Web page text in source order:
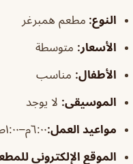
النوع: مطعم همبرغر
الأسعار: متوسطة
الأطفال: مناسب
الموسيقى: لا يوجد
مواعيد العمل:٦:٠٠م–١:٠٠ص
الموقع الإلكتروني